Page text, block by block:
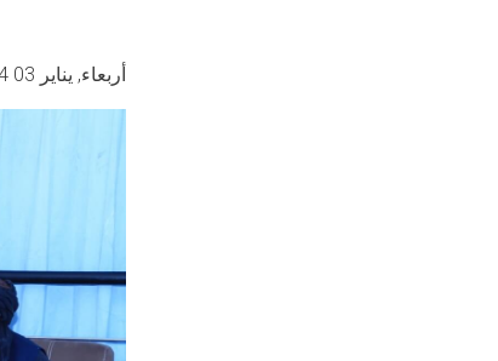
أربعاء, يناير 03 2024 3:49 مساء